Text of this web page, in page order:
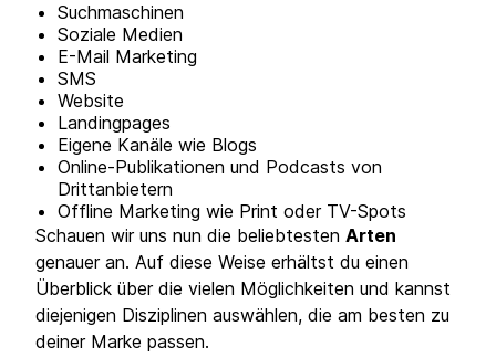
Suchmaschinen
Soziale Medien
E-Mail Marketing
SMS
Website
Landingpages
Eigene Kanäle wie Blogs
Online-Publikationen und Podcasts von
Drittanbietern
Offline Marketing wie Print oder TV-Spots
Schauen wir uns nun die beliebtesten Arten
genauer an. Auf diese Weise erhältst du einen
Überblick über die vielen Möglichkeiten und kannst
diejenigen Disziplinen auswählen, die am besten zu
deiner Marke passen.